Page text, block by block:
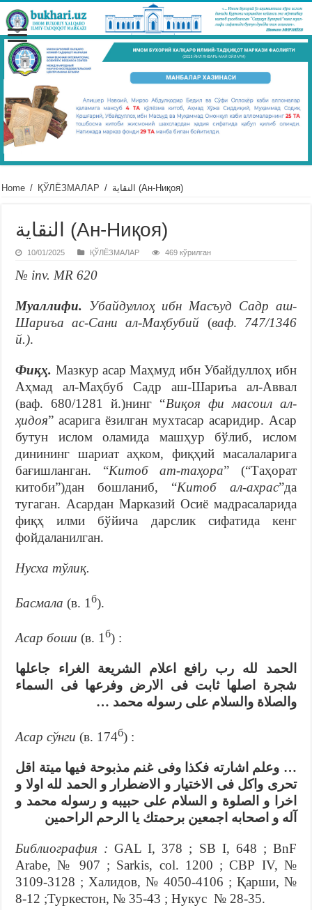
Home / ҚЎЛЁЗМАЛАР / النقاية (Ан-Ниқоя)
النقاية (Ан-Ниқоя)
10/01/2025 ҚЎЛЁЗМАЛАР 469 кўрилган
№ inv. MR 620
Муаллифи. Убайдуллоҳ ибн Масъуд Садр аш-
Шариъа ас-Сани ал-Маҳбубий (ваф.
747/1346
й.).
Фиқҳ. Мазкур асар Маҳмуд ибн Убайдуллоҳ ибн
Аҳмад ал-Маҳбуб Садр аш-Шариъа ал-Аввал
(ваф. 680/1281 й.)нинг “Виқоя фи масоил ал-
ҳидоя” асарига ёзилган мухтасар асаридир. Асар
бутун ислом оламида машҳур бўлиб, ислом
динининг шариат аҳком, фиқҳий масалаларига
бағишланган. “Китоб ат-таҳора” (“Таҳорат
китоби”)дан бошланиб, “Китоб ал-ахрас”да
тугаган. Асардан Марказий Осиё мадрасаларида
фиқҳ илми бўйича дарслик сифатида кенг
фойдаланилган.
Нусха тўлиқ.
Басмала(в. 1б).
Асар боши (в. 1б) :
الحمد لله رب رافع اعلام الشريعة الغراء جاعلها
شجرة اصلها ثابت فى الارض وفرعها فى السماء
والصلاة والسلام على رسوله محمد …
Асар сўнги (в. 174б) :
… وعلم اشارته فكذا وفى غنم مذبوحة فيها ميتة اقل
تحرى واكل فى الاختيار و الاضطرار و الحمد لله اولا و
اخرا و الصلوة و السلام على حبيبه و رسوله محمد و
آله و اصحابه اجمعين برحمتك يا الرحم الراحمين
Библиография :GAL I, 378 ; SB I, 648 ; BnF
Arabe, № 907 ; Sarkis, col. 1200 ; СВР IV, №
3109-3128 ; Халидов, № 4050-4106 ; Қарши, №
8-12 ;Туркестон, № 35-43 ; Нукус № 28-35.